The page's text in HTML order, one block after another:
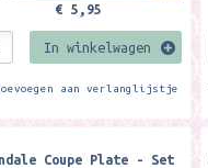
€ 5,95
In winkelwagen
aan verlanglijstje
Coupe Plate - Set